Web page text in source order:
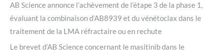
AB Science annonce l’achèvement de l’étape 3 de la phase 1,
évaluant la combinaison d’AB8939 et du vénétoclax dans le
traitement de la LMA réfractaire ou en rechute
Le brevet d’AB Science concernant le masitinib dans le